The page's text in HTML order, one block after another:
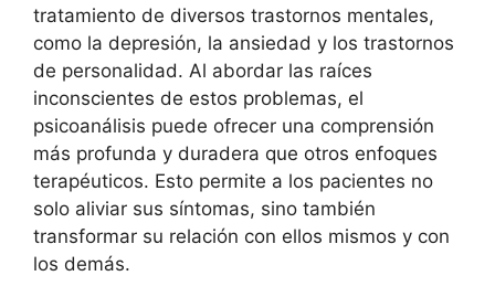
tratamiento de diversos trastornos mentales,
como la depresión, la ansiedad y los trastornos
de personalidad. Al abordar las raíces
inconscientes de estos problemas, el
psicoanálisis puede ofrecer una comprensión
más profunda y duradera que otros enfoques
terapéuticos. Esto permite a los pacientes no
solo aliviar sus síntomas, sino también
transformar su relación con ellos mismos y con
los demás.